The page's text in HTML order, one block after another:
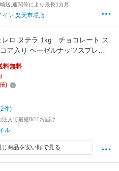
送,通関等により最長1カ月
イン 楽天市場店
レロ ヌテラ 1kg チョコレート ス
ア入り ヘーゼルナッツスプレッ
ゼルナッツ チョコレートスプレ
プレッド ぺースト クリーム 大容
料無料
倍)
件)
注文で最短8/11お届け
ル
じ商品を安い順で見る